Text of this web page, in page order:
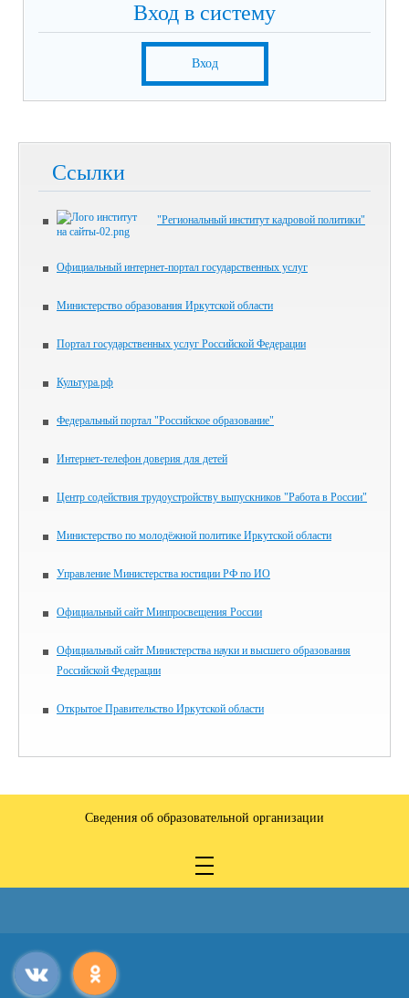
Вход в систему
Вход
Ссылки
"Региональный институт кадровой политики"
Официальный интернет-портал государственных услуг
Министерство образования Иркутской области
Портал государственных услуг Российской Федерации
Культура.рф
Федеральный портал "Российское образование"
Интернет-телефон доверия для детей
Центр содействия трудоустройству выпускников "Работа в России"
Министерство по молодёжной политике Иркутской области
Управление Министерства юстиции РФ по ИО
Официальный сайт Минпросвещения России
Официальный сайт Министерства науки и высшего образования
Российской Федерации
Открытое Правительство Иркутской области
Сведения об образовательной организации